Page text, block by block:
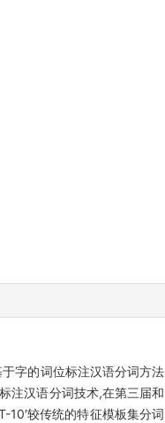
字的词位标注汉语分词方法
注汉语分词技术,在第三届和
较传统的特征模板集分词